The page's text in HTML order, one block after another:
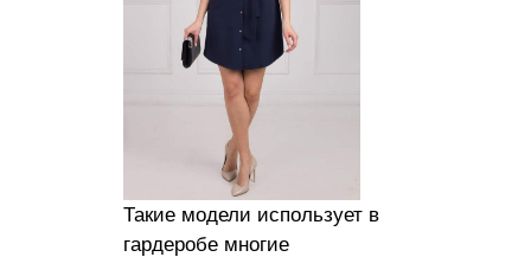
Такие модели использует в
гардеробе многие